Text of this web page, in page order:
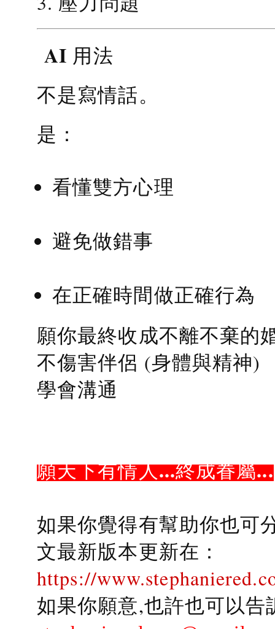
AI 用法
不是寫情話。
是：
看懂雙方心理
避免做錯事
在正確時間做正確行為
願你最終收成不離不棄的
不傷害伴侶 (身體與精神)
學會溝通
願天下有情人...終成眷屬...
如果你覺得有幫助你也可
文最新版本更新在：
https://
如果你願意,也許也可以